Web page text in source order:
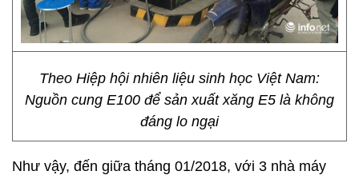
Theo Hiệp hội nhiên liệu sinh học Việt Nam:
Nguồn cung E100 để sản xuất xăng E5 là không
đáng lo ngại
Như vậy, đến giữa tháng 01/2018, với 3 nhà máy